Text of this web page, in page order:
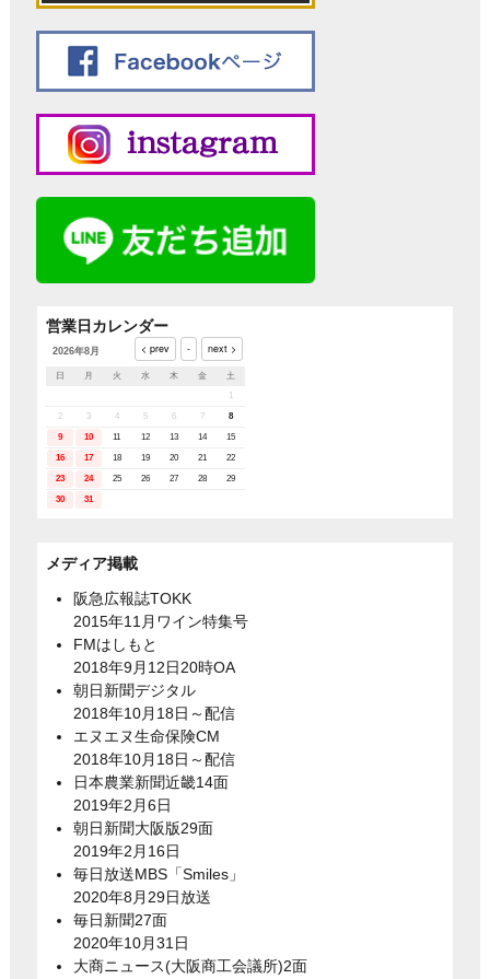
営業日カレンダー
2026年8月
日 月 火 水 木 金
土
1
2 3 4 5 6 7 8
9 10 11 12 13 14 15
16 17 18 19 20 21 22
23 24 25 26 27 28 29
30 31
メディア掲載
阪急広報誌TOKK
2015年11月ワイン特集号
FMはしもと
2018年9月12日20時OA
朝日新聞デジタル
2018年10月18日～配信
エヌエヌ生命保険CM
2018年10月18日～配信
日本農業新聞近畿14面
2019年2月6日
朝日新聞大阪版29面
2019年2月16日
毎日放送MBS「Smiles」
2020年8月29日放送
毎日新聞27面
2020年10月31日
大商ニュース(大阪商工会議所)2面